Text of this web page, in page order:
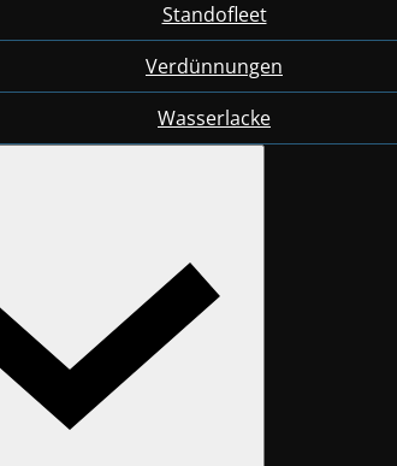
Standofleet
Verdünnungen
Wasserlacke